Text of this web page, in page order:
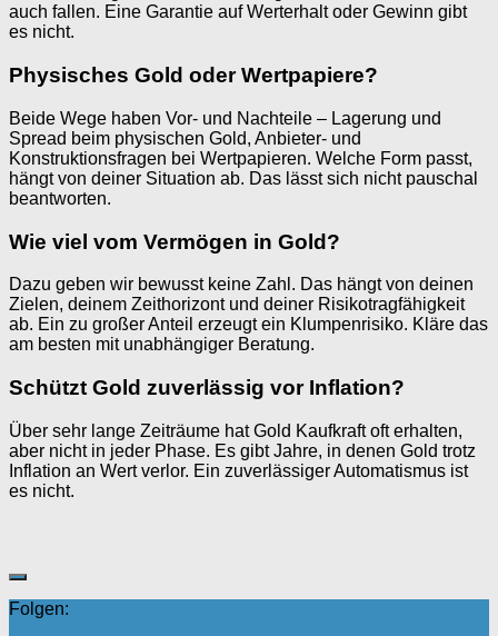
auch fallen. Eine Garantie auf Werterhalt oder Gewinn gibt
es nicht.
Physisches Gold oder Wertpapiere?
Beide Wege haben Vor- und Nachteile – Lagerung und
Spread beim physischen Gold, Anbieter- und
Konstruktionsfragen bei Wertpapieren. Welche Form passt,
hängt von deiner Situation ab. Das lässt sich nicht pauschal
beantworten.
Wie viel vom Vermögen in Gold?
Dazu geben wir bewusst keine Zahl. Das hängt von deinen
Zielen, deinem Zeithorizont und deiner Risikotragfähigkeit
ab. Ein zu großer Anteil erzeugt ein Klumpenrisiko. Kläre das
am besten mit unabhängiger Beratung.
Schützt Gold zuverlässig vor Inflation?
Über sehr lange Zeiträume hat Gold Kaufkraft oft erhalten,
aber nicht in jeder Phase. Es gibt Jahre, in denen Gold trotz
Inflation an Wert verlor. Ein zuverlässiger Automatismus ist
es nicht.
Folgen: